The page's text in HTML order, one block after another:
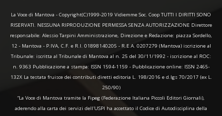
La Voce di Mantova - Copyright(C)1999-2019 Vidiemme Soc. Coop TUTTI I DIRITTI SONO
RISERVATI. NESSUNA RIPRODUZIONE PERMESSA SENZA AUTORIZZAZIONE Direttore
responsabile: Alessio Tarpini Amministrazione, Direzione e Redazione: piazza Sordello,
12 - Mantova - P.IVA, C.F. e R.I. 01898140205 - R.E.A. 0207279 (Mantova) iscrizione al
Tribunale: iscritta al Tribunale di Mantova al n. 25 del 30/11/1992 - iscrizione al ROC:
n. 9363 Pubblicazione a stampa: ISSN 1594-1159 - Pubblicazione online: ISSN 2465-
132X La testata fruisce dei contributi diretti editoria L. 198/2016 e d.lgs 70/2017 (ex L.
250/90)
“La Voce di Mantova tramite la Fipeg (Federazione Italiana Piccoli Editori Giornali),
aderendo alla carta dei servizi dell'USPI ha accettato il Codice di Autodisciplina della